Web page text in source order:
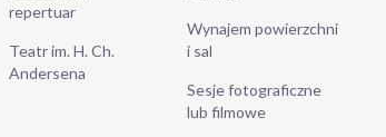
repertuar
Teatr im. H. Ch.
Andersena
Wynajem powierzchni
i sal
Sesje fotograficzne
lub filmowe